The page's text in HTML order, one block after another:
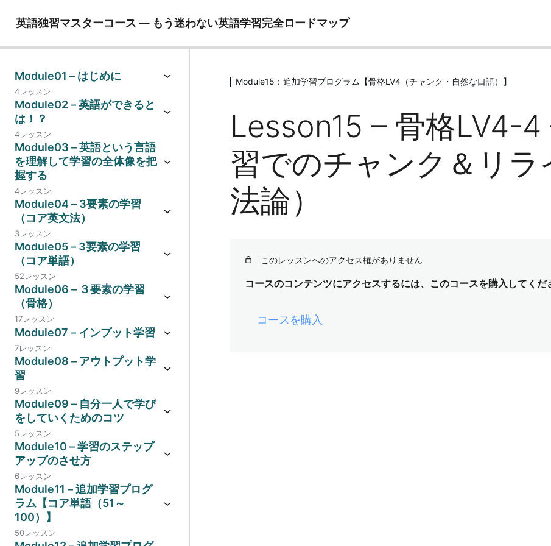
英語独習マスターコース ― もう迷わない英語学習完全ロードマップ
Module01 – はじめに
4レッスン
Module02 – 英語ができると
は！？
4レッスン
Module03 – 英語という言語
を理解して学習の全体像を把
握する
4レッスン
Module04 – 3要素の学習
（コア英文法）
3レッスン
Module05 – 3要素の学習
（コア単語）
52レッスン
Module06 – ３要素の学習
（骨格）
17レッスン
Module07 – インプット学習
7レッスン
Module08 – アウトプット学
習
9レッスン
Module09 – 自分一人で学び
をしていくためのコツ
5レッスン
Module10 – 学習のステップ
アップのさせ方
6レッスン
Module11 – 追加学習プログ
ラム【コア単語（51～
100）】
50レッスン
Module15：追加学習プログラム【骨格LV4（チャンク・自然な口語）】
Lesson15 – 骨格LV4-
習でのチャンク＆リラ
法論）
このレッスンへのアクセス権がありません
コースのコンテンツにアクセスするには、このコースを購入してくだ
コースを購入